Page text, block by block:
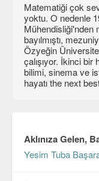
Teknik
Arayüz Tasarımı
Diller
C#
PHP
Matematiği çok
yoktu. O nedenle
Mühendisliği'nden
bayılmıştı,
Özyeğin
çalışıyor. İkinci
bilimi, sinema ve
hayatı the next
Aklınıza Gelen,
Yesim Tuba